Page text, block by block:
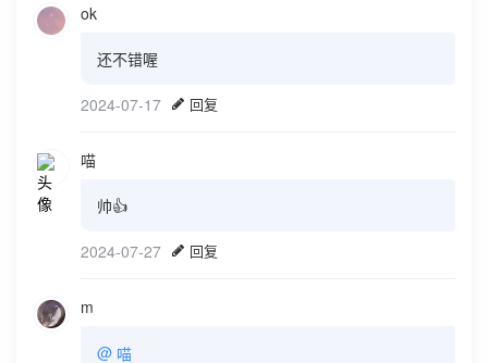
ok
还不错喔
2024-07-17 回复
喵
帅👍
2024-07-27 回复
m
@ 喵